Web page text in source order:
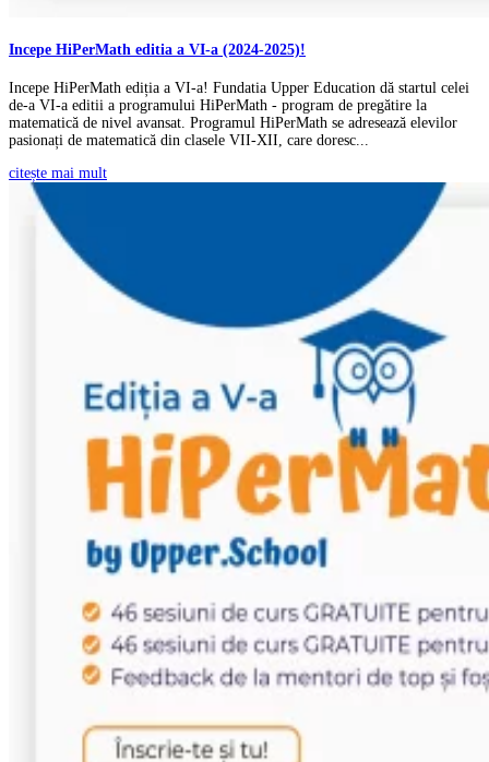
Incepe HiPerMath editia a VI-a (2024-2025)!
Incepe HiPerMath ediția a VI-a! Fundatia Upper Education dă startul celei
de-a VI-a editii a programului HiPerMath - program de pregătire la
matematică de nivel avansat. Programul HiPerMath se adresează elevilor
pasionați de matematică din clasele VII-XII, care doresc...
citește mai mult